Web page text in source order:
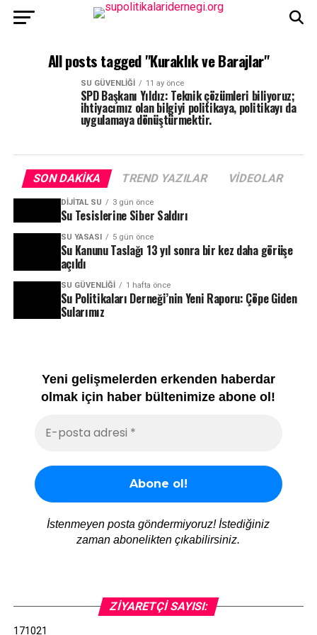
All posts tagged "Kuraklık ve Barajlar"
SU GÜVENLIĞI 11 ay önce
SPD Başkanı Yıldız: Teknik çözümleri biliyoruz;
ihtiyacımız olan bilgiyi politikaya, politikayı da
uygulamaya dönüştürmektir.
SON DAKIKA TREND YAZILAR VIDEOLAR
DIJITAL SU 3 gün önce
Su Tesislerine Siber Saldırı
SU YASASI 5 gün önce
Su Kanunu Taslağı 13 yıl sonra bir kez daha görüşe
açıldı
SU GÜVENLIĞI 1 hafta önce
Su Politikaları Derneği’nin Yeni Raporu: Çöpe Giden
Sularımız
Yeni gelişmelerden erkenden haberdar
olmak için haber bültenimize abone ol!
İstenmeyen posta göndermiyoruz! İstediğiniz
zaman abonelikten çıkabilirsiniz.
ZIYARETÇI SAYISI:
171021